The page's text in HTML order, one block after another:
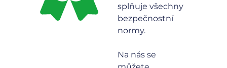
splňuje všechny
bezpečnostní
normy.
Na nás se